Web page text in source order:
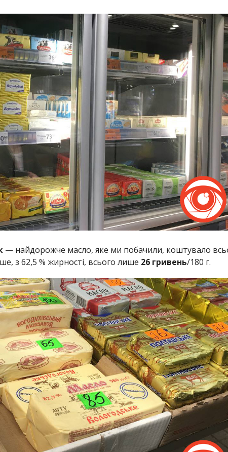
— найдорожче масло, яке ми побачили, коштувало
з 62,5 % жирності, всього лише 26 гривень/180 г.